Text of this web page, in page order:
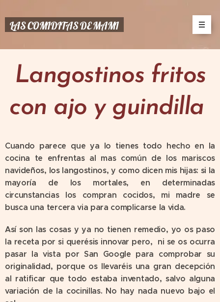
LAS COMIDITAS DE MAMI
Langostinos fritos
con ajo y guindilla
Cuando parece que ya lo tienes todo hecho en la
cocina te enfrentas al mas común de los mariscos
navideños, los langostinos, y como dicen mis hijas: si la
mayoría de los mortales, en determinadas
circunstancias los compran cocidos, mi madre se
busca una tercera via para complicarse la vida.
Así son las cosas y ya no tienen remedio, yo os paso
la receta por si querésis innovar pero, ni se os ocurra
pasar la vista por San Google para comprobar su
originalidad, porque os llevaréis una gran decepción
al ratificar que todo estaba inventado, salvo alguna
variación de la cocinillas. No hay nada nuevo bajo el